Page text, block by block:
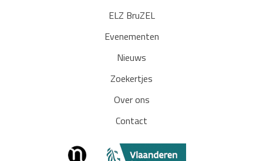
ELZ BruZEL
Evenementen
Nieuws
Zoekertjes
Over ons
Contact